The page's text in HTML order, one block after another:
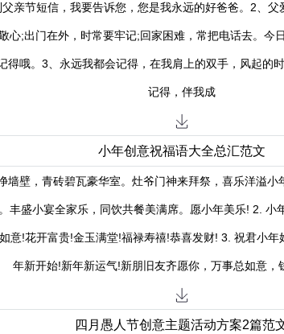
亲节短信，我要告诉您，您是我永远的好爸爸。2、
心;出门在外，时常要牢记;回家困难，常把电话去。今
得哦。3、永远我都会记得，在我肩上的双手，风起的
记得，伴我成
小年创意祝福语大全总汇范文
墙壁，青砖碧瓦豪华室。灶爷门神来拜祭，喜乐洋溢小
丰盛小宴全家乐，同饮共餐美满席。愿小年美乐! 2. 小
意!花开富贵!金玉满堂!福禄寿禧!恭喜发财! 3. 祝君小
年新开始!新年新运气!新朋旧友齐愿你，万事总如意，
四月愚人节创意主题活动方案2篇范